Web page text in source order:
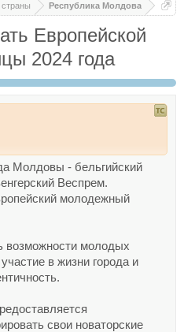
Республика Молдова
Европейской
2024 года
Молдовы - бельгийский
Веспрем.
молодежный
возможности молодых
в жизни города и
свои новаторские